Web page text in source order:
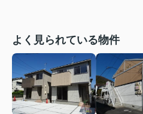
よく見られている物件